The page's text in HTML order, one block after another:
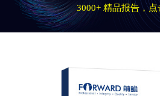
3000+ 精品报告，点